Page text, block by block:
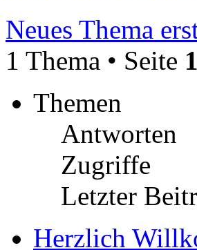
Neues Thema
1 Thema • Seite 1
Themen
Antworten
Zugriffe
Letzter
Herzlich